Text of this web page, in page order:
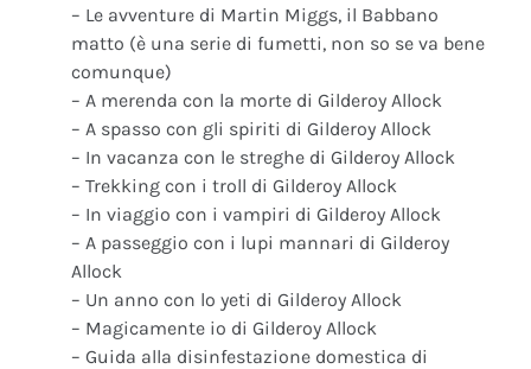
– Le avventure di Martin Miggs, il Babbano
matto (è una serie di fumetti, non so se va bene
comunque)
– A merenda con la morte di Gilderoy Allock
– A spasso con gli spiriti di Gilderoy Allock
– In vacanza con le streghe di Gilderoy Allock
– Trekking con i troll di Gilderoy Allock
– In viaggio con i vampiri di Gilderoy Allock
– A passeggio con i lupi mannari di Gilderoy
Allock
– Un anno con lo yeti di Gilderoy Allock
– Magicamente io di Gilderoy Allock
– Guida alla disinfestazione domestica di